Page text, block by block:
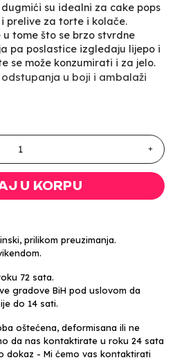
su idealni za cake pops
prelive za torte i kolače.
tome što se brzo stvrdne
pa poslastice izgledaju lijepo i
se može konzumirati i za jelo.
odstupanja u boji i ambalaži
U KORPU
prilikom preuzimanja.
72 sata.
gradove BiH pod uslovom da
do 14 sati.
oštećena, deformisana ili ne
da nas kontaktirate u roku 24 sata
dokaz - Mi ćemo vas kontaktirati